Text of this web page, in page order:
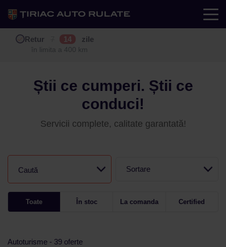
Test drive
Retur 14 zile
în limita a 400 km
Garanție 12 24
în limita a 25.000 km
Buy back
Știi ce cumperi. Știi ce
conduci!
Servicii complete, calitate garantată!
Caută Sortare
Toate În stoc La comanda Certified
Autoturisme - 39 oferte